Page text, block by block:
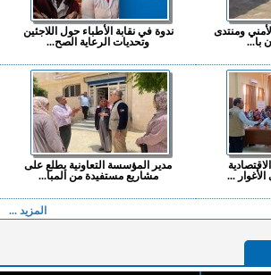
ومنتدى
با...
ندوة في نقابة الأطباء حول اللاجئين
وتحديات الرعاية الصح...
...
مدير المؤسسة التعاونية يطلع على
مشاريع مستفيدة من المبا...
المزيد ...